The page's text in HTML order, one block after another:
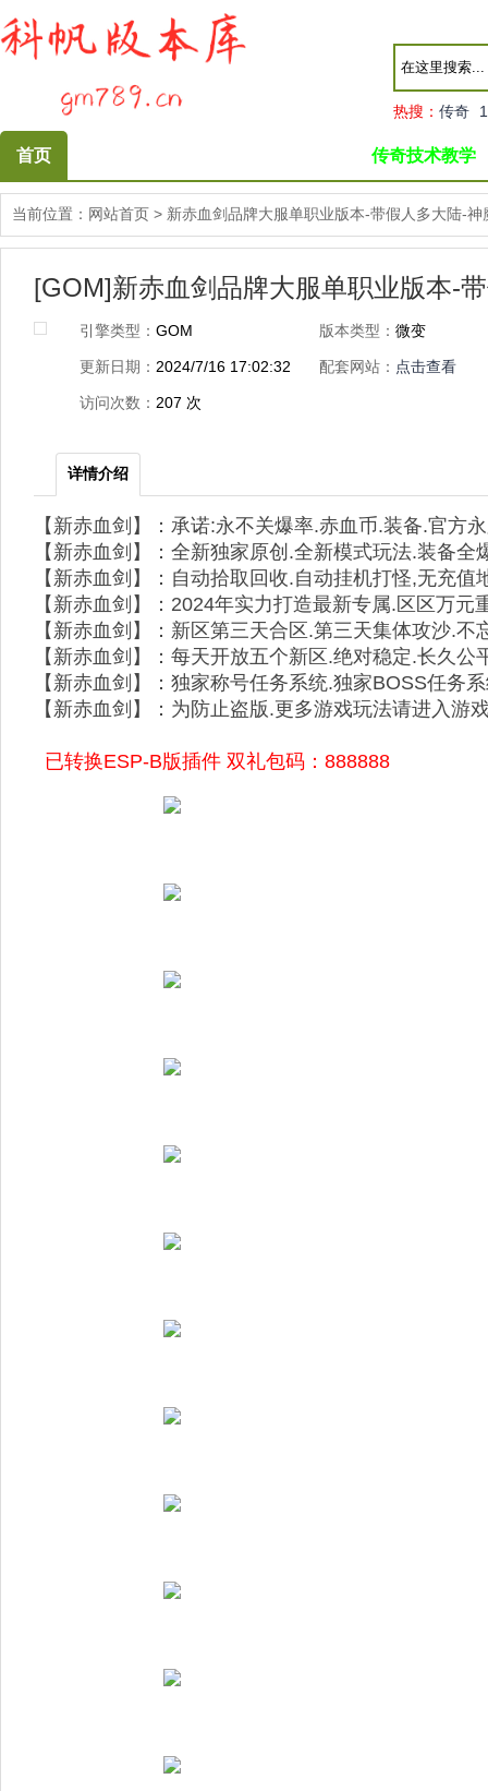
热搜： 传奇
首页 传奇技术教学
当前位置： 网站首页 > 新赤血剑品牌大服单职业版本-带假人多大陆-
[GOM]新赤血剑品牌大服单职业版本-
引擎类型： GOM 版本类型： 微变
更新日期： 2024/7/16 17:02:32 配套网站： 点击查看
访问次数： 207 次
详情介绍
【新赤血剑】：承诺:永不关爆率.赤血币.装备.官方
【新赤血剑】：全新独家原创.全新模式玩法.装备
【新赤血剑】：自动拾取回收.自动挂机打怪,无充
【新赤血剑】：2024年实力打造最新专属.区区万
【新赤血剑】：新区第三天合区.第三天集体攻沙.
【新赤血剑】：每天开放五个新区.绝对稳定.长久
【新赤血剑】：独家称号任务系统.独家BOSS任务
【新赤血剑】：为防止盗版.更多游戏玩法请进入游
已转换ESP-B版插件 双礼包码：888888